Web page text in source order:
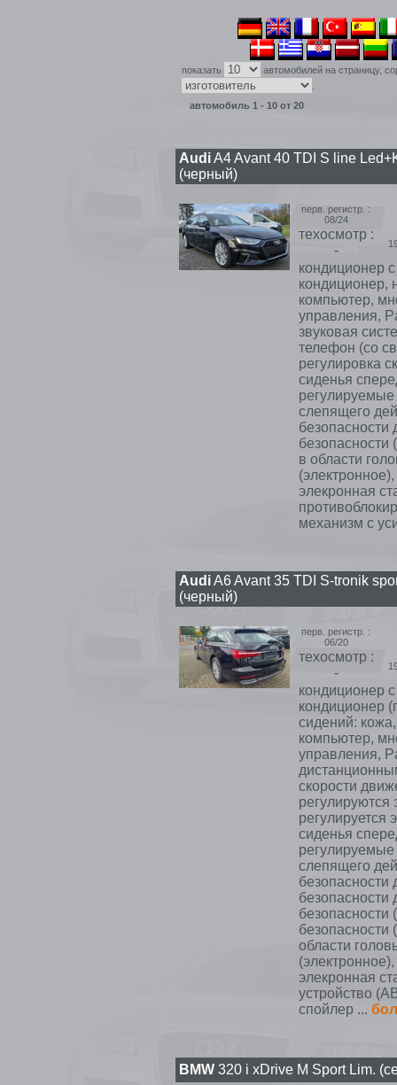
показать
автомобилей на страницу,
автомобиль 1 - 10 от 20
AudiA4 Avant 40 TDI S line
(черный)
перв. регистр. :
08/24
техосмотр :
-
кондиционер
кондиционер,
компьютер,
управления,
звуковая
телефон (со
регулировка
сиденья
регулируемые
слепящего
безопасности
в области
элекронная
механизм с
AudiA6 Avant 35 TDI S-tronik
(черный)
перв. регистр. :
06/20
техосмотр :
-
кондиционер
кондиционер
сидений:
компьютер,
управления,
скорости
регулируются
регулируется
сиденья
регулируемые
слепящего
безопасности
безопасности
области
элекронная
устройство
спойлер ...
BMW320 i xDrive M Sport Lim.